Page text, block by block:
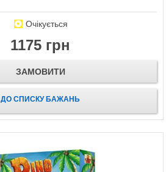
Очікується
1175 грн
ЗАМОВИТИ
ДО СПИСКУ БАЖАНЬ